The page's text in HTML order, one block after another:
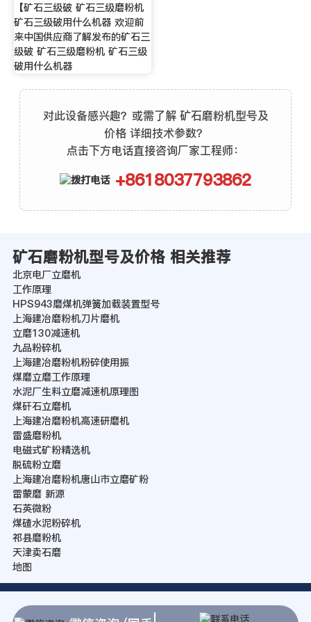
【矿石三级破 矿石三级磨粉机
矿石三级破用什么机器 欢迎前
来中国供应商了解发布的矿石三
级破 矿石三级磨粉机 矿石三级
破用什么机器
对此设备感兴趣？或需了解 矿石磨粉机型号及
价格 详细技术参数？
点击下方电话直接咨询厂家工程师：
+8618037793862
矿石磨粉机型号及价格 相关推荐
北京电厂立磨机
工作原理
HPS943磨煤机弹簧加载装置型号
上海建冶磨粉机刀片磨机
立磨130减速机
九品粉碎机
上海建冶磨粉机粉碎使用振
煤磨立磨工作原理
水泥厂生料立磨减速机原理图
煤矸石立磨机
上海建冶磨粉机高速研磨机
雷盛磨粉机
电磁式矿粉精选机
脱硫粉立磨
上海建冶磨粉机唐山市立磨矿粉
雷蒙磨 新源
石英微粉
煤碴水泥粉碎机
祁县磨粉机
天津卖石磨
地图